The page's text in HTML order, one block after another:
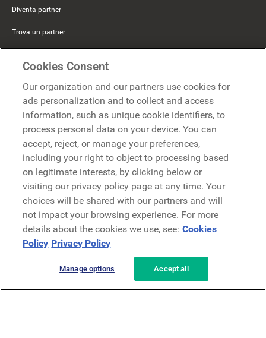
Diventa partner
Trova un partner
Microsoft
Richiedi una demo
Richiedi una demo
Contattaci
Contattaci
Informativa sulla privacy Note legali Termini e condizioni
Cookies Consent
Our organization and our partners use cookies for
ads personalization and to collect and access
information, such as unique cookie identifiers, to
process personal data on your device. You can
accept, reject, or manage your preferences,
including your right to object to processing based
on legitimate interests, by clicking below or
visiting our privacy policy page at any time. Your
choices will be shared with our partners and will
not impact your browsing experience. For more
details about the cookies we use, see: Cookies
Policy Privacy Policy
Manage options Accept all